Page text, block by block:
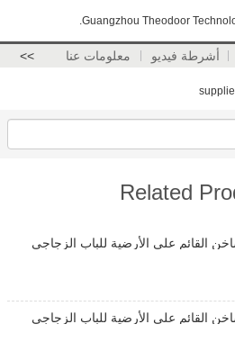
Guangzhou Theodoor
أشرطة فيديو معلومات عنا >>
Related
القائم على الأرضية للباب الزجاجي
القائم على الأرضية للباب الزجاجي